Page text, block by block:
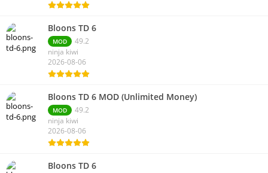
Bloons TD 6
MOD
49.2
ninja kiwi
2026-08-06
Bloons TD 6 MOD (Unlimited Money)
MOD
49.2
ninja kiwi
2026-08-06
Bloons TD 6